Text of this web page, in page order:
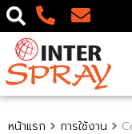
หน้าแรก การใช้งาน